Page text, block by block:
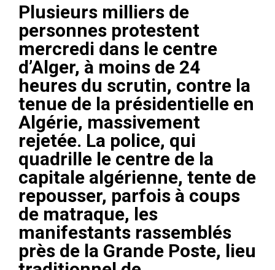
Plusieurs milliers de
personnes protestent
mercredi dans le centre
d’Alger, à moins de 24
heures du scrutin, contre la
tenue de la présidentielle en
Algérie, massivement
rejetée. La police, qui
quadrille le centre de la
capitale algérienne, tente de
repousser, parfois à coups
de matraque, les
manifestants rassemblés
près de la Grande Poste, lieu